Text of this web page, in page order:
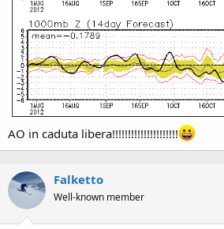
AO in caduta libera!!!!!!!!!!!!!!!!!!!!!
Falketto
Well-known member